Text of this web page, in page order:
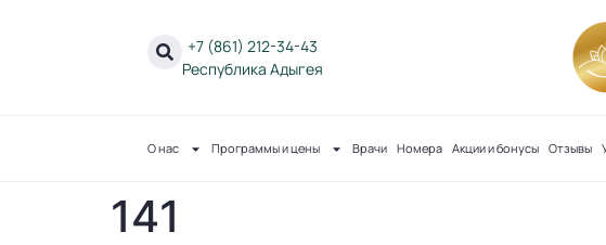
+7 (861) 212-34-43
Республика Адыгея
О нас Программы и цены Врачи Номера Акции и бонусы Отзывы
141